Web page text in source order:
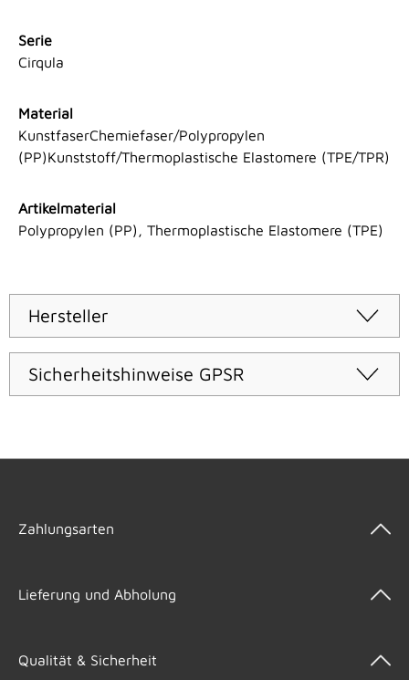
Serie
Cirqula
Material
KunstfaserChemiefaser/Polypropylen
(PP)Kunststoff/Thermoplastische Elastomere (TPE/TPR)
Artikelmaterial
Polypropylen (PP), Thermoplastische Elastomere (TPE)
Hersteller
Sicherheitshinweise GPSR
Zahlungsarten
Lieferung und Abholung
Qualität & Sicherheit